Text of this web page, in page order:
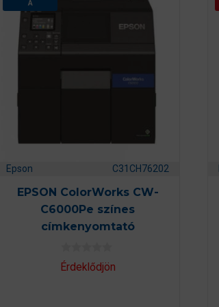
A
Epson C31CH76202
EPSON ColorWorks CW-
C6000Pe színes
címkenyomtató
0
a
Érdeklődjön